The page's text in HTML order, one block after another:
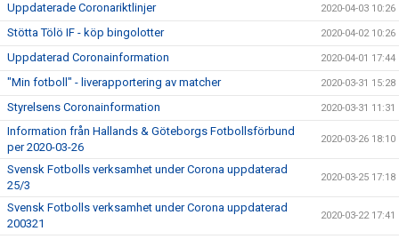
Uppdaterade Coronariktlinjer 2020-04-03 10:26
Stötta Tölö IF - köp bingolotter 2020-04-02 10:26
Uppdaterad Coronainformation 2020-04-01 17:44
"Min fotboll" - liverapportering av matcher 2020-03-31 15:28
Styrelsens Coronainformation 2020-03-31 11:31
Information från Hallands & Göteborgs Fotbollsförbund
per 2020-03-26
2020-03-26 18:10
Svensk Fotbolls verksamhet under Corona uppdaterad
25/3
2020-03-25 17:18
Svensk Fotbolls verksamhet under Corona uppdaterad
200321
2020-03-22 17:41